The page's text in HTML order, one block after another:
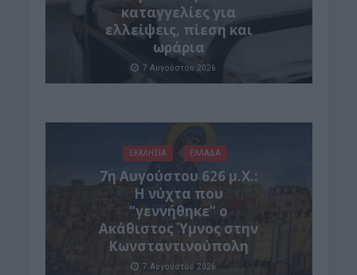
καταγγελίες για
ελλείψεις, πίεση και
ωράρια
7 Αυγούστου 2026
ΕΚΚΛΗΣΙΑ ΕΛΛΑΔΑ
7η Αυγούστου 626 μ.Χ.:
Η νύχτα που
“γεννήθηκε” ο
Ακάθιστος Ύμνος στην
Κωνσταντινούπολη
7 Αυγούστου 2026